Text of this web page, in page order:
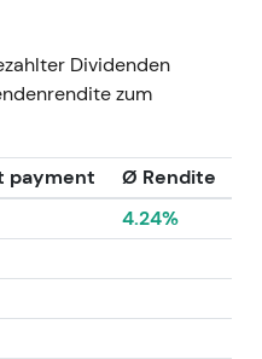
Dividenden
zum
payment
Ø Rendite
4.24%